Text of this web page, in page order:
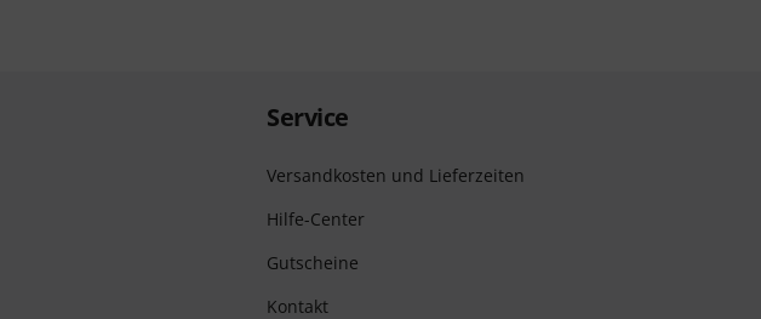
Service
Versandkosten und Lieferzeiten
Hilfe-Center
Gutscheine
Kontakt